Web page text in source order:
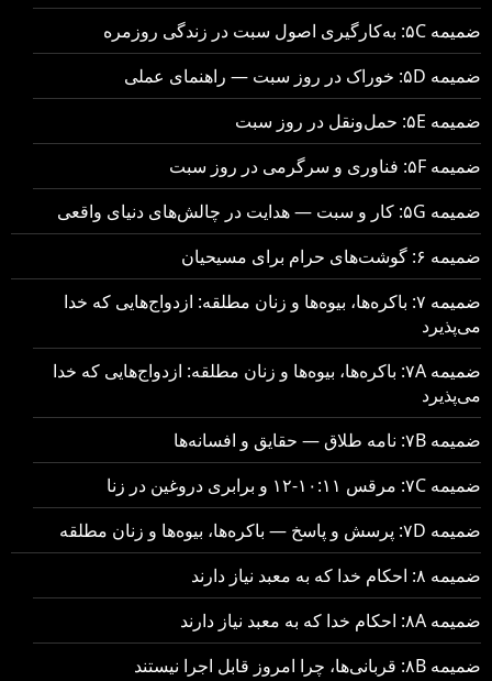
ضمیمه ۵C: به‌کارگیری اصول سبت در زندگی روزمره
ضمیمه ۵D: خوراک در روز سبت — راهنمای عملی
ضمیمه ۵E: حمل‌ونقل در روز سبت
ضمیمه ۵F: فناوری و سرگرمی در روز سبت
ضمیمه ۵G: کار و سبت — هدایت در چالش‌های دنیای واقعی
ضمیمه ۶: گوشت‌های حرام برای مسیحیان
ضمیمه ۷: باکره‌ها، بیوه‌ها و زنان مطلقه: ازدواج‌هایی که خدا
می‌پذیرد
ضمیمه ۷A: باکره‌ها، بیوه‌ها و زنان مطلقه: ازدواج‌هایی که خدا
می‌پذیرد
ضمیمه ۷B: نامه طلاق — حقایق و افسانه‌ها
ضمیمه ۷C: مرقس ۱۰:۱۱-۱۲ و برابری دروغین در زنا
ضمیمه ۷D: پرسش و پاسخ — باکره‌ها، بیوه‌ها و زنان مطلقه
ضمیمه ۸: احکام خدا که به معبد نیاز دارند
ضمیمه ۸A: احکام خدا که به معبد نیاز دارند
ضمیمه ۸B: قربانی‌ها، چرا امروز قابل اجرا نیستند